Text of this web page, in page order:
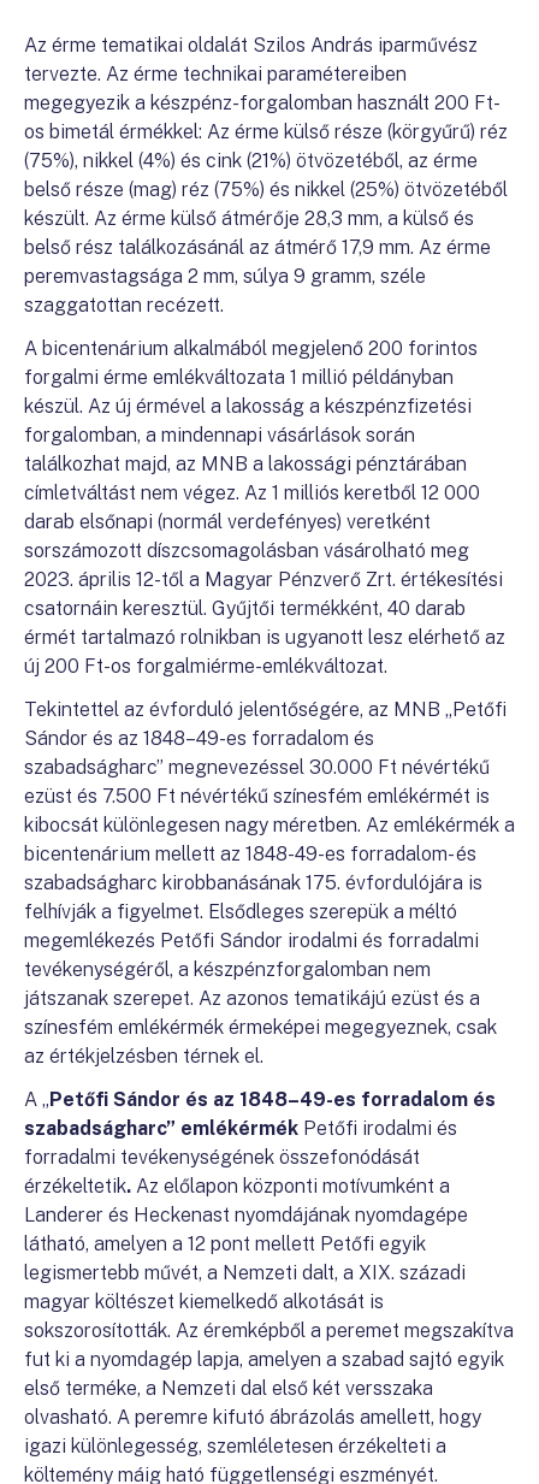
Az érme tematikai oldalát Szilos András iparművész
tervezte. Az érme technikai paramétereiben
megegyezik a készpénz-forgalomban használt 200 Ft-
os bimetál érmékkel: Az érme külső része (körgyűrű) réz
(75%), nikkel (4%) és cink (21%) ötvözetéből, az érme
belső része (mag) réz (75%) és nikkel (25%) ötvözetéből
készült. Az érme külső átmérője 28,3 mm, a külső és
belső rész találkozásánál az átmérő 17,9 mm. Az érme
peremvastagsága 2 mm, súlya 9 gramm, széle
szaggatottan recézett.
A bicentenárium alkalmából megjelenő 200 forintos
forgalmi érme emlékváltozata 1 millió példányban
készül. Az új érmével a lakosság a készpénzfizetési
forgalomban, a mindennapi vásárlások során
találkozhat majd, az MNB a lakossági pénztárában
címletváltást nem végez. Az 1 milliós keretből 12 000
darab elsőnapi (normál verdefényes) veretként
sorszámozott díszcsomagolásban vásárolható meg
2023. április 12-től a Magyar Pénzverő Zrt. értékesítési
csatornáin keresztül. Gyűjtői termékként, 40 darab
érmét tartalmazó rolnikban is ugyanott lesz elérhető az
új 200 Ft-os forgalmiérme-emlékváltozat.
Tekintettel az évforduló jelentőségére, az MNB „Petőfi
Sándor és az 1848–49-es forradalom és
szabadságharc” megnevezéssel 30.000 Ft névértékű
ezüst és 7.500 Ft névértékű színesfém emlékérmét is
kibocsát különlegesen nagy méretben. Az emlékérmék a
bicentenárium mellett az 1848-49-es forradalom- és
szabadságharc kirobbanásának 175. évfordulójára is
felhívják a figyelmet. Elsődleges szerepük a méltó
megemlékezés Petőfi Sándor irodalmi és forradalmi
tevékenységéről, a készpénzforgalomban nem
játszanak szerepet. Az azonos tematikájú ezüst és a
színesfém emlékérmék érmeképei megegyeznek, csak
az értékjelzésben térnek el.
A „Petőfi Sándor és az 1848–49-es forradalom és
szabadságharc” emlékérmék Petőfi irodalmi és
forradalmi tevékenységének összefonódását
érzékeltetik. Az előlapon központi motívumként a
Landerer és Heckenast nyomdájának nyomdagépe
látható, amelyen a 12 pont mellett Petőfi egyik
legismertebb művét, a Nemzeti dalt, a XIX. századi
magyar költészet kiemelkedő alkotását is
sokszorosították. Az éremképből a peremet megszakítva
fut ki a nyomdagép lapja, amelyen a szabad sajtó egyik
első terméke, a Nemzeti dal első két versszaka
olvasható. A peremre kifutó ábrázolás amellett, hogy
igazi különlegesség, szemléletesen érzékelteti a
költemény máig ható függetlenségi eszményét.